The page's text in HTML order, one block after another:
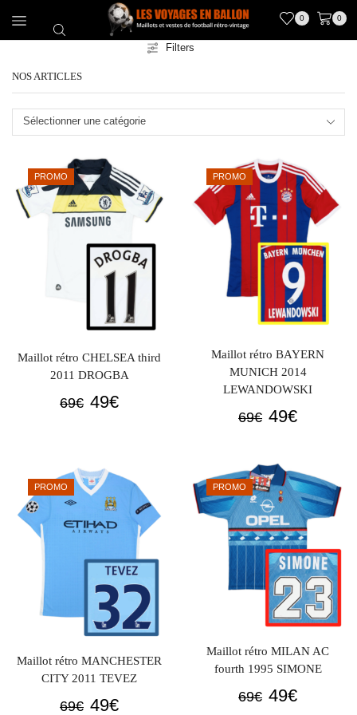
0 0
Filters
NOS ARTICLES
Sélectionner une catégorie
PROMO
Maillot rétro CHELSEA third
2011 DROGBA
69€ Le
69€.
49€Le
49€.
PROMO
Maillot rétro BAYERN
MUNICH 2014
LEWANDOWSKI
69€ Le
était :
69€.
49€Le
est :
49€.
PROMO
Maillot rétro MANCHESTER
CITY 2011 TEVEZ
69€ Le
49€Le
PROMO
Maillot rétro MILAN AC
fourth 1995 SIMONE
69€ Le
49€Le